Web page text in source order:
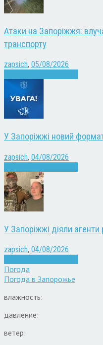
Атаки на Запоріжжя:
транспорту
zapsich, 05/08/2026
У Запоріжжі новий
zapsich, 04/08/2026
У Запоріжжі діяли
zapsich, 04/08/2026
Погода
Погода в Запорожье
влажность:
давление:
ветер: